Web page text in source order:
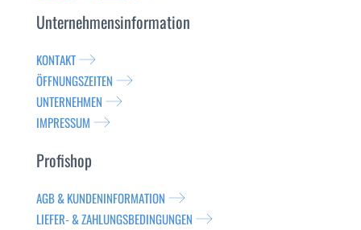
Unternehmensinformation
KONTAKT
ÖFFNUNGSZEITEN
UNTERNEHMEN
IMPRESSUM
Profishop
AGB & KUNDENINFORMATION
LIEFER- & ZAHLUNGSBEDINGUNGEN